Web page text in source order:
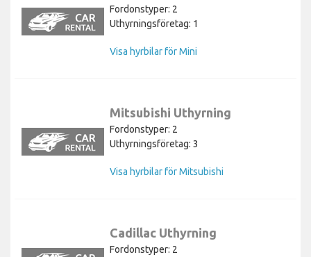
Fordonstyper: 2
Uthyrningsföretag: 1
Visa hyrbilar för Mini
Mitsubishi Uthyrning
Fordonstyper: 2
Uthyrningsföretag: 3
Visa hyrbilar för Mitsubishi
Cadillac Uthyrning
Fordonstyper: 2